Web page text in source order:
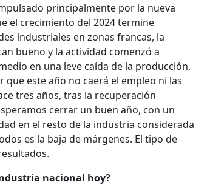
principalmente por la nueva
el crecimiento del 2024 termine
industriales en zonas francas, la
bueno y la actividad comenzó a
en una leve caída de la producción,
este año no caerá el empleo ni las
tres años, tras la recuperación
cerrar un buen año, con un
en el resto de la industria considerada
es la baja de márgenes. El tipo de
nacional hoy?